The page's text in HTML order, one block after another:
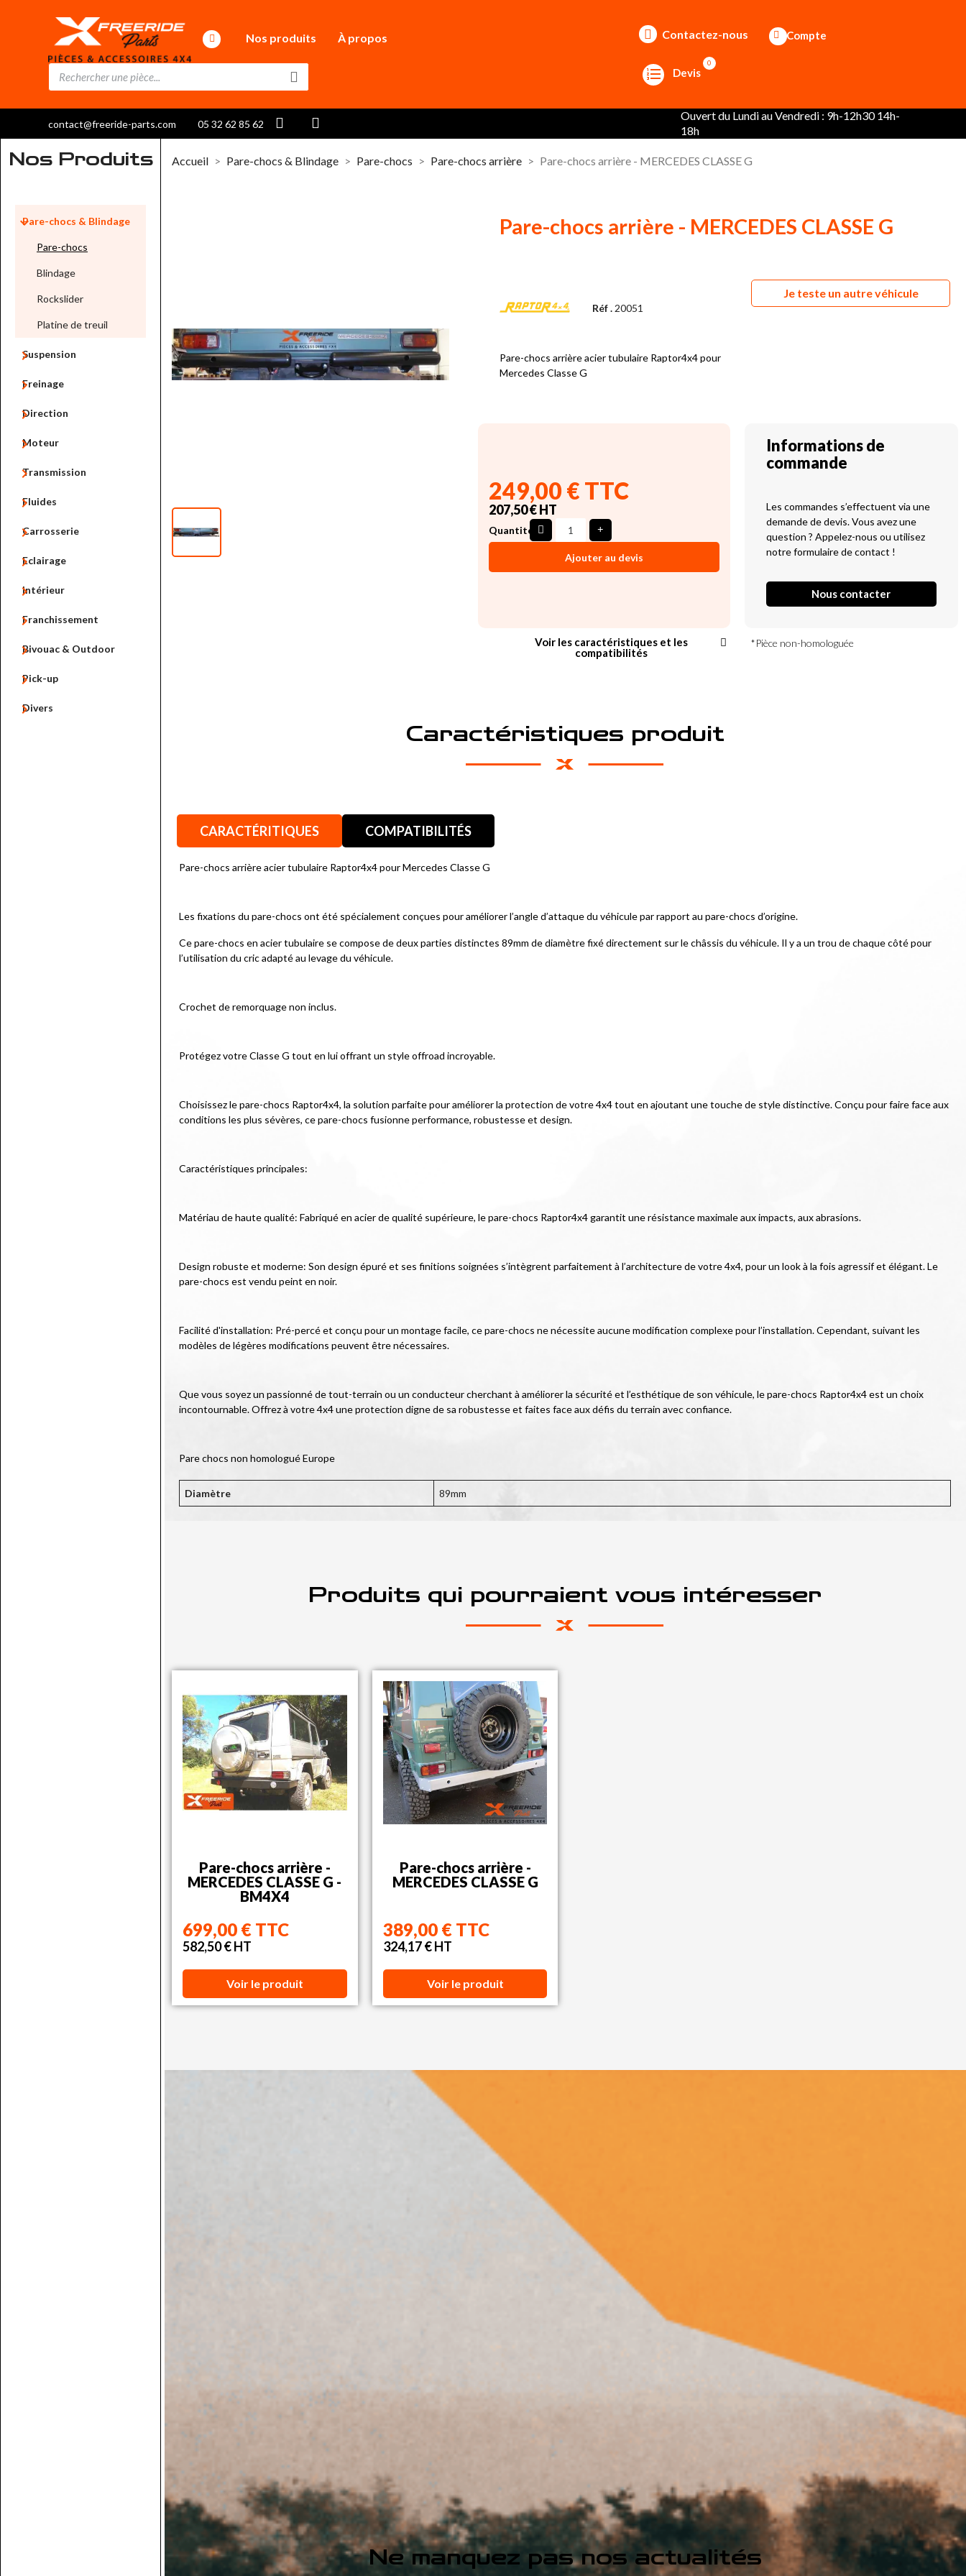
Nos produits À propos Contactez-nous Compte
Devis
0
contact@freeride-parts.com 05 32 62 85 62
Ouvert du Lundi au Vendredi : 9h-12h30 14h-
18h
Accueil Pare-chocs & Blindage Pare-chocs Pare-chocs arrière Pare-chocs arrière - MERCEDES CLASSE G
Nos Produits
Pare-chocs & Blindage

Pare-chocs
Blindage
Rockslider
Platine de treuil
Suspension

Freinage

Direction

Moteur

Transmission

Fluides

Carrosserie

Eclairage

Intérieur

Franchissement

Bivouac & Outdoor

Pick-up

Divers

Pare-chocs arrière - MERCEDES CLASSE G
Réf . 20051
Pare-chocs arrière acier tubulaire Raptor4x4 pour
Mercedes Classe G
Je teste un autre véhicule
249,00 € TTC
207,50 € HT
Quantité
Ajouter au devis
Informations de
commande
Les commandes s’effectuent via une
demande de devis. Vous avez une
question ? Appelez-nous ou utilisez
notre formulaire de contact !
Nous contacter
Voir les caractéristiques et les
compatibilités
*Pièce non-homologuée
Caractéristiques produit
CARACTÉRITIQUES COMPATIBILITÉS
Pare-chocs arrière acier tubulaire Raptor4x4 pour Mercedes Classe G
Les fixations du pare-chocs ont été spécialement conçues pour améliorer l’angle d’attaque du véhicule par rapport au pare-chocs d’origine.
Ce pare-chocs en acier tubulaire se compose de deux parties distinctes 89mm de diamètre fixé directement sur le châssis du véhicule. Il y a un trou de chaque côté pour
l’utilisation du cric adapté au levage du véhicule.
Crochet de remorquage non inclus.
Protégez votre Classe G tout en lui offrant un style offroad incroyable.
Choisissez le pare-chocs Raptor4x4, la solution parfaite pour améliorer la protection de votre 4x4 tout en ajoutant une touche de style distinctive. Conçu pour faire face aux
conditions les plus sévères, ce pare-chocs fusionne performance, robustesse et design.
Caractéristiques principales:
Matériau de haute qualité: Fabriqué en acier de qualité supérieure, le pare-chocs Raptor4x4 garantit une résistance maximale aux impacts, aux abrasions.
Design robuste et moderne: Son design épuré et ses finitions soignées s’intègrent parfaitement à l’architecture de votre 4x4, pour un look à la fois agressif et élégant. Le
pare-chocs est vendu peint en noir.
Facilité d'installation: Pré-percé et conçu pour un montage facile, ce pare-chocs ne nécessite aucune modification complexe pour l’installation. Cependant, suivant les
modèles de légères modifications peuvent être nécessaires.
Que vous soyez un passionné de tout-terrain ou un conducteur cherchant à améliorer la sécurité et l’esthétique de son véhicule, le pare-chocs Raptor4x4 est un choix
incontournable. Offrez à votre 4x4 une protection digne de sa robustesse et faites face aux défis du terrain avec confiance.
Pare chocs non homologué Europe
Diamètre 89mm
Produits qui pourraient vous intéresser
Pare-chocs arrière -
MERCEDES CLASSE G -
BM4X4
699,00 € TTC
582,50 € HT
Voir le produit
Pare-chocs arrière -
MERCEDES CLASSE G
389,00 € TTC
324,17 € HT
Voir le produit
Ne manquez pas nos actualités